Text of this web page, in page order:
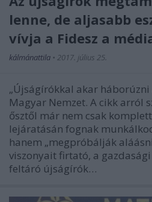
lenne, de aljasabb
vívja a Fidesz a
kálmánattila • 2017. július 25.
„Újságírókkal akar háborúzni
Magyar Nemzet. A cikk arról
ősztől már nem csak
lejáratásán fognak
hanem „megpróbálják
viszonyait firtató, a
feltáró újságírók…